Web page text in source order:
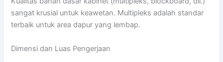
sangat krusial untuk keawetan. Multipleks adalah standar
terbaik untuk area dapur yang lembap.
Dimensi dan Luas Pengerjaan